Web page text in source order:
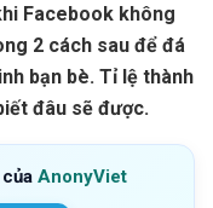
Facebook không
2 cách sau để đá
bạn bè. Tỉ lệ thành
đâu sẽ được.
của AnonyViet